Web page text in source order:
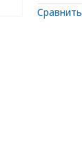
Сравнить